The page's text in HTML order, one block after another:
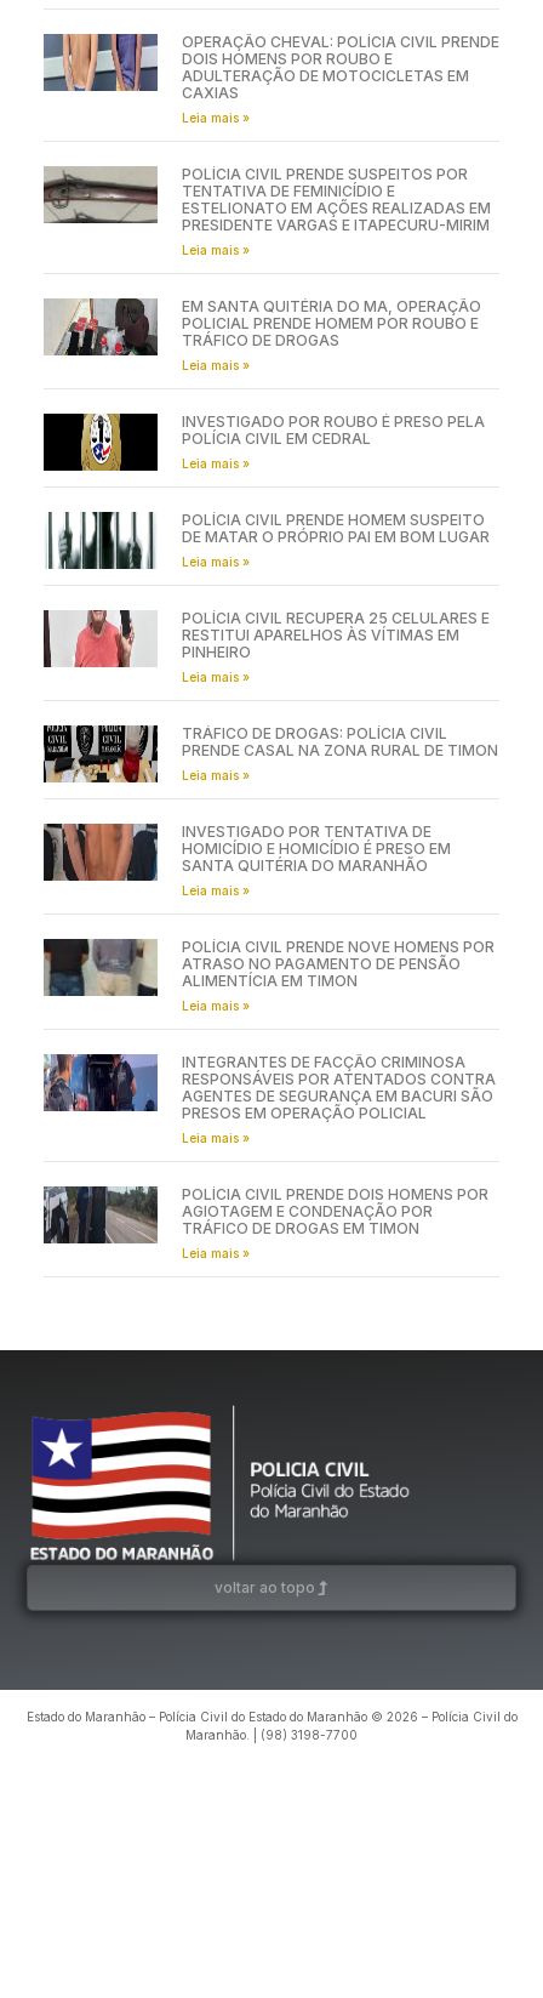
OPERAÇÃO CHEVAL: POLÍCIA CIVIL PRENDE
DOIS HOMENS POR ROUBO E
ADULTERAÇÃO DE MOTOCICLETAS EM
CAXIAS
Leia mais »
POLÍCIA CIVIL PRENDE SUSPEITOS POR
TENTATIVA DE FEMINICÍDIO E
ESTELIONATO EM AÇÕES REALIZADAS EM
PRESIDENTE VARGAS E ITAPECURU-MIRIM
Leia mais »
EM SANTA QUITÉRIA DO MA, OPERAÇÃO
POLICIAL PRENDE HOMEM POR ROUBO E
TRÁFICO DE DROGAS
Leia mais »
INVESTIGADO POR ROUBO É PRESO PELA
POLÍCIA CIVIL EM CEDRAL
Leia mais »
POLÍCIA CIVIL PRENDE HOMEM SUSPEITO
DE MATAR O PRÓPRIO PAI EM BOM LUGAR
Leia mais »
POLÍCIA CIVIL RECUPERA 25 CELULARES E
RESTITUI APARELHOS ÀS VÍTIMAS EM
PINHEIRO
Leia mais »
TRÁFICO DE DROGAS: POLÍCIA CIVIL
PRENDE CASAL NA ZONA RURAL DE TIMON
Leia mais »
INVESTIGADO POR TENTATIVA DE
HOMICÍDIO E HOMICÍDIO É PRESO EM
SANTA QUITÉRIA DO MARANHÃO
Leia mais »
POLÍCIA CIVIL PRENDE NOVE HOMENS POR
ATRASO NO PAGAMENTO DE PENSÃO
ALIMENTÍCIA EM TIMON
Leia mais »
INTEGRANTES DE FACÇÃO CRIMINOSA
RESPONSÁVEIS POR ATENTADOS CONTRA
AGENTES DE SEGURANÇA EM BACURI SÃO
PRESOS EM OPERAÇÃO POLICIAL
Leia mais »
POLÍCIA CIVIL PRENDE DOIS HOMENS POR
AGIOTAGEM E CONDENAÇÃO POR
TRÁFICO DE DROGAS EM TIMON
Leia mais »
voltar ao topo
Estado do Maranhão – Polícia Civil do Estado do Maranhão © 2026 – Polícia Civil do
Maranhão. | (98) 3198-7700